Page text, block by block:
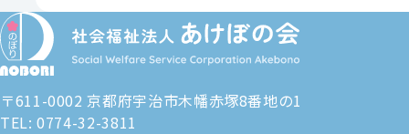
〒611-0002 京都府宇治市木幡赤塚8番地の1
TEL: 0774-32-3811